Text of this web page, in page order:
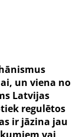
un viena no
Latvijas
regulētos
ir jāzina jau